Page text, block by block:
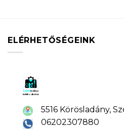
ELÉRHETŐSÉGEINK
5516 Körösladány,
06202307880